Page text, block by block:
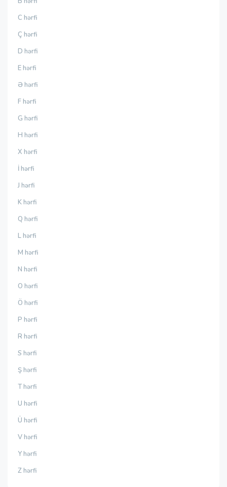
C hərfi
Ç hərfi
D hərfi
E hərfi
Ə hərfi
F hərfi
G hərfi
H hərfi
X hərfi
İ hərfi
J hərfi
K hərfi
Q hərfi
L hərfi
M hərfi
N hərfi
O hərfi
Ö hərfi
P hərfi
R hərfi
S hərfi
Ş hərfi
T hərfi
U hərfi
Ü hərfi
V hərfi
Y hərfi
Z hərfi